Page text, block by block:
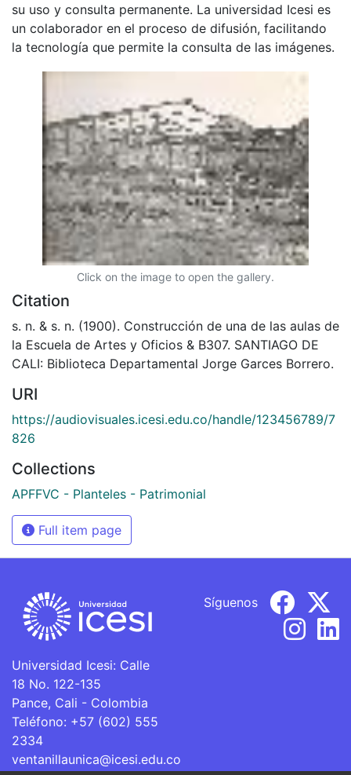
su uso y consulta permanente. La universidad Icesi es
un colaborador en el proceso de difusión, facilitando
la tecnología que permite la consulta de las imágenes.
Click on the image to open the gallery.
Citation
s. n. & s. n. (1900). Construcción de una de las aulas de
la Escuela de Artes y Oficios & B307. SANTIAGO DE
CALI: Biblioteca Departamental Jorge Garces Borrero.
URI
https://audiovisuales.icesi.edu.co/handle/123456789/7
826
Collections
APFFVC - Planteles - Patrimonial
Full item page
Universidad Icesi: Calle
18 No. 122-135
Pance, Cali - Colombia
Teléfono: +57 (602) 555
2334
ventanillaunica@icesi.edu.co
Síguenos